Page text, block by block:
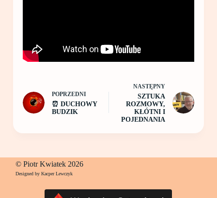
POPRZEDNI
⏰ DUCHOWY
BUDZIK
NASTĘPNY
SZTUKA
ROZMOWY,
KŁÓTNI I
POJEDNANIA
© Piotr Kwiatek 2026
Designed by Kacper Lewczyk